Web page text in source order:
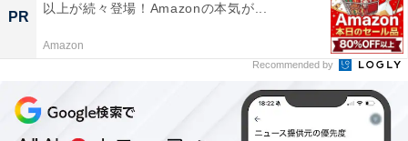
PR
以上が続々登場！Amazonの本気が...
Amazon
Recommended by